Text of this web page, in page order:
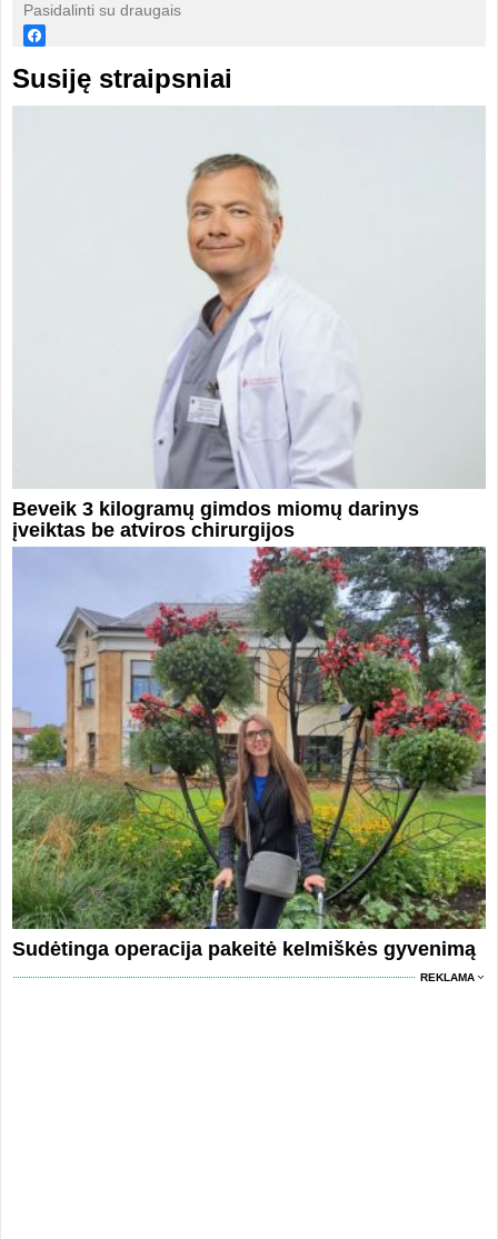
Pasidalinti su draugais
Susiję straipsniai
Beveik 3 kilogramų gimdos miomų darinys
įveiktas be atviros chirurgijos
Sudėtinga operacija pakeitė kelmiškės gyvenimą
REKLAMA